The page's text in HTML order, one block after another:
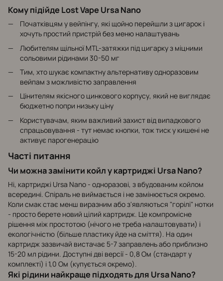
Кому підійде Lost Vape Ursa Nano
Початківцям у вейпінгу, які щойно перейшли з цигарок і
хочуть простий пристрій без меню налаштувань
Любителям щільної MTL-затяжки під цигарку з міцними
сольовими рідинами 30-50 мг
Тим, хто шукає компактну альтернативу одноразовим
вейпам з можливістю заправлення
Цінителям якісного цинкового корпусу, який не виглядає
бюджетно попри низьку ціну
Користувачам, яким важливий захист від випадкового
спрацьовування - тут немає кнопки, тож тиск у кишені не
активує парогенерацію
Часті питання
Чи можна замінити койл у картриджі Ursa Nano?
Ні, картриджі Ursa Nano - одноразові, з вбудованим койлом
всередині. Спіраль не виймається і не замінюється окремо.
Коли смак стає менш виразним або з'являються "горілі" нотки
- просто берете новий цілий картридж. Це компромісне
рішення між простотою (нічого не треба налаштовувати) і
екологічністю (більше пластику йде на сміття). На один
картридж зазвичай вистачає 5-7 заправлень або приблизно
15-20 мл рідини. Доступні дві версії - 0,8 Ом (стандарт у
комплекті) і 1,0 Ом (купується окремо).
Які рідини найкраще підходять для Ursa Nano?